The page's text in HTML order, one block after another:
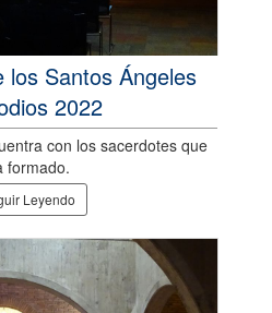
los Santos Ángeles
2022
con los sacerdotes que
formado.
Leyendo